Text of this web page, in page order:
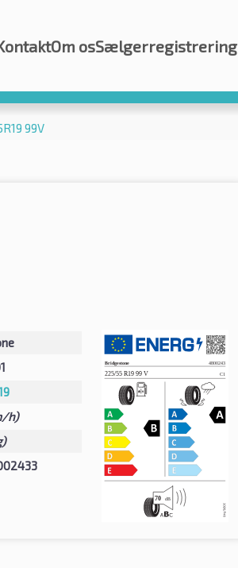
Om osSælgerregistrering
99V
h)